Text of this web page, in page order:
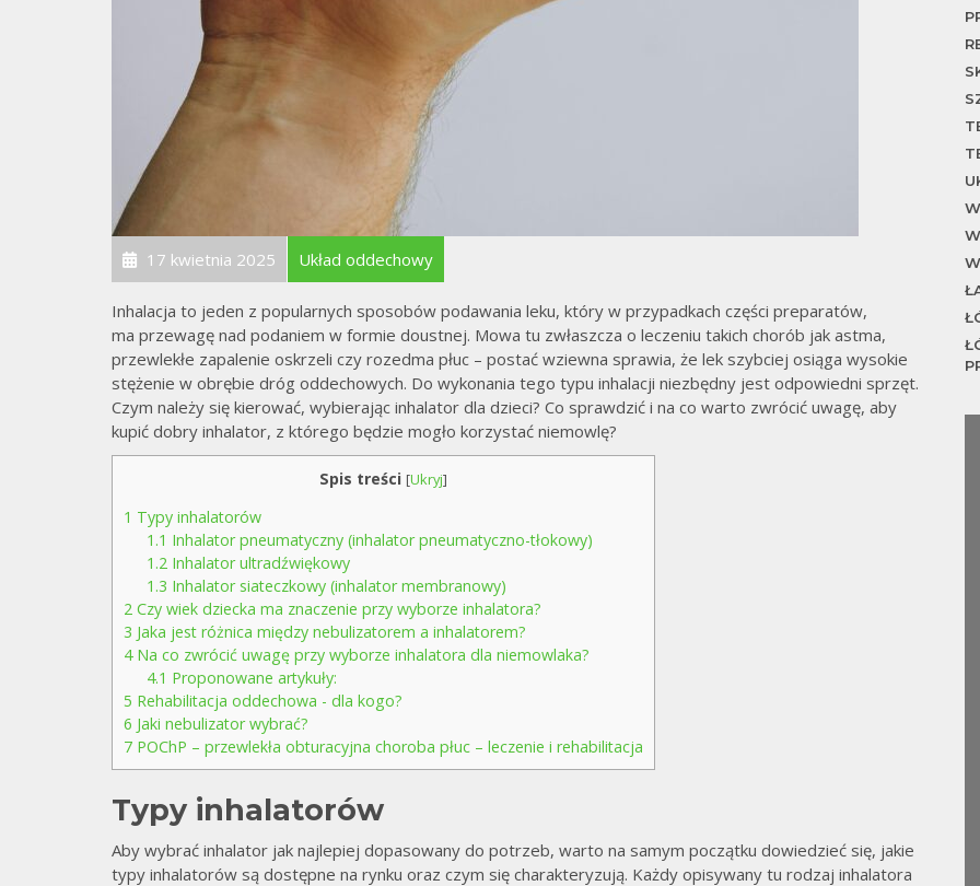
17 kwietnia 2025 Układ oddechowy
Inhalacja to jeden z popularnych sposobów podawania leku, który w przypadkach części preparatów,
ma przewagę nad podaniem w formie doustnej. Mowa tu zwłaszcza o leczeniu takich chorób jak astma,
przewlekłe zapalenie oskrzeli czy rozedma płuc – postać wziewna sprawia, że lek szybciej osiąga wysokie
stężenie w obrębie dróg oddechowych. Do wykonania tego typu inhalacji niezbędny jest odpowiedni sprzęt.
Czym należy się kierować, wybierając inhalator dla dzieci? Co sprawdzić i na co warto zwrócić uwagę, aby
kupić dobry inhalator, z którego będzie mogło korzystać niemowlę?
Spis treści [Ukryj]
1 Typy inhalatorów
1.1 Inhalator pneumatyczny (inhalator pneumatyczno-tłokowy)
1.2 Inhalator ultradźwiękowy
1.3 Inhalator siateczkowy (inhalator membranowy)
2 Czy wiek dziecka ma znaczenie przy wyborze inhalatora?
3 Jaka jest różnica między nebulizatorem a inhalatorem?
4Na co zwrócić uwagę przy wyborze inhalatora dla niemowlaka?
4.1 Proponowane artykuły:
5 Rehabilitacja oddechowa - dla kogo?
6 Jaki nebulizator wybrać?
7 POChP – przewlekła obturacyjna choroba płuc – leczenie i rehabilitacja
Typy inhalatorów
Aby wybrać inhalator jak najlepiej dopasowany do potrzeb, warto na samym początku dowiedzieć się, jakie
typy inhalatorów są dostępne na rynku oraz czym się charakteryzują. Każdy opisywany tu rodzaj inhalatora